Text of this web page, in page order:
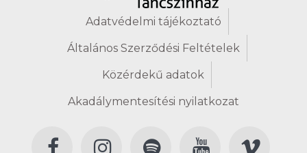
Adatvédelmi tájékoztató
Általános Szerződési Feltételek
Közérdekű adatok
Akadálymentesítési nyilatkozat